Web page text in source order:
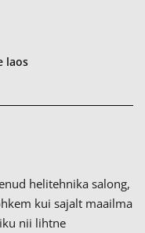
laos
helitehnika salong,
kui sajalt maailma
nii lihtne